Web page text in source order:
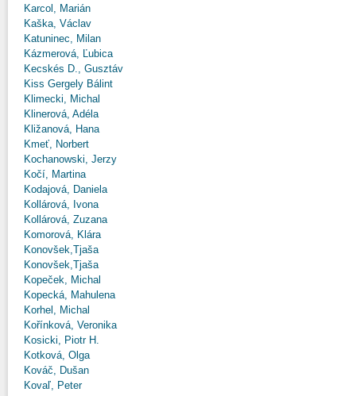
Karcol, Marián
Kaška, Václav
Katuninec, Milan
Kázmerová, Ľubica
Kecskés D., Gusztáv
Kiss Gergely Bálint
Klimecki, Michal
Klinerová, Adéla
Kližanová, Hana
Kmeť, Norbert
Kochanowski, Jerzy
Kočí, Martina
Kodajová, Daniela
Kollárová, Ivona
Kollárová, Zuzana
Komorová, Klára
Konovšek,Tjaša
Konovšek,Tjaša
Kopeček, Michal
Kopecká, Mahulena
Korhel, Michal
Kořínková, Veronika
Kosicki, Piotr H.
Kotková, Olga
Kováč, Dušan
Kovaľ, Peter